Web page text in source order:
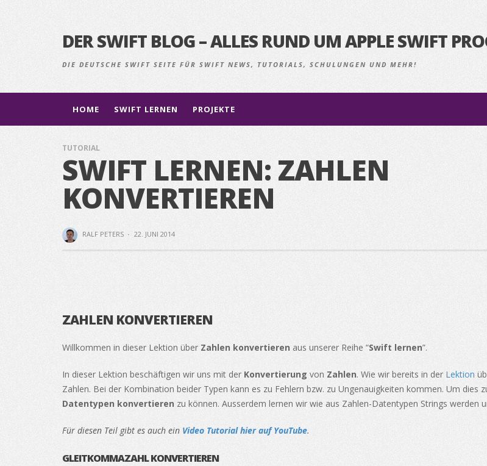
DER SWIFT BLOG – ALLES RUND UM APPLE SWIFT
DIE DEUTSCHE SWIFT SEITE FÜR SWIFT NEWS, TUTORIALS, SCHULUNGEN UND MEHR!
HOME SWIFT LERNEN PROJEKTE
TUTORIAL
SWIFT LERNEN: ZAHLEN
KONVERTIEREN
RALF PETERS · 22. JUNI 2014
ZAHLEN KONVERTIEREN
Willkommen in dieser Lektion über Zahlen konvertieren aus unserer Reihe “Swift lernen”.
In dieser Lektion beschäftigen wir uns mit der Konvertierung von Zahlen. Wie wir bereits in der Lektion
Zahlen. Bei der Kombination beider Typen kann es zu Fehlern bzw. zu Ungenauigkeiten kommen. Um dies
Datentypen konvertieren zu können. Ausserdem lernen wir wie aus Zahlen-Datentypen Strings
Für diesen Teil gibt es auch ein Video Tutorial hier auf YouTube.
GLEITKOMMAZAHL KONVERTIEREN